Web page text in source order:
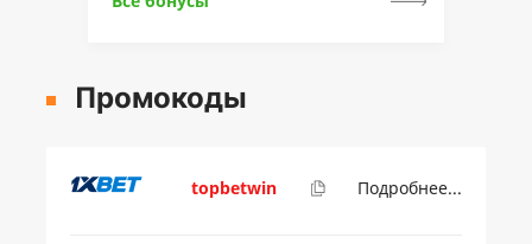
Промокоды
topbetwin Подробнее...